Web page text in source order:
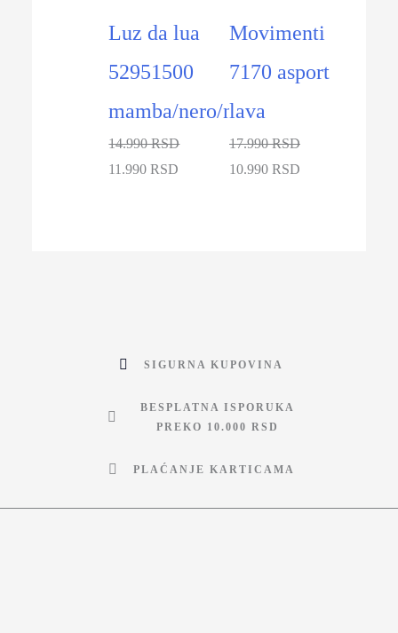
Luz da lua
52951500
mamba/nero/nero
14.990 RSD
11.990 RSD
Movimenti
7170 asport
lava
17.990 RSD
10.990 RSD
SIGURNA KUPOVINA
BESPLATNA ISPORUKA
PREKO 10.000 RSD
PLAĆANJE KARTICAMA